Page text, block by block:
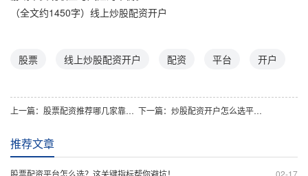
（全文约1450字）线上炒股配资开户
股票 线上炒股配资开户 配资 平台 开户
上一篇： 股票配资推荐哪几家靠谱？新手必看的避坑指南！ 下一篇： 炒股配资开户怎么选平台？这帮你避坑！
推荐文章
02-17
股票配资平台怎么选？这关键指标帮你避坑！